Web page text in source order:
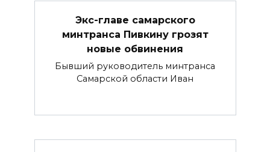
Экс-главе самарского
минтранса Пивкину грозят
новые обвинения
Бывший руководитель минтранса
Самарской области Иван